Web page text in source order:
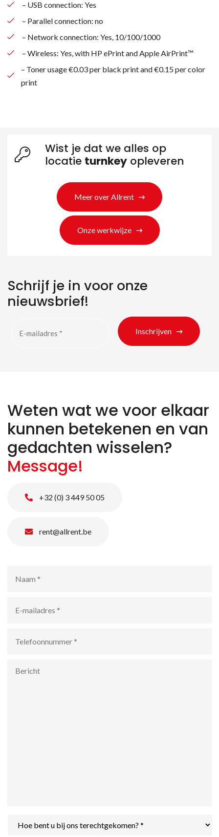
– USB connection: Yes
– Parallel connection: no
– Network connection: Yes, 10/100/1000
– Wireless: Yes, with HP ePrint and Apple AirPrint™
– Toner usage €0.03 per black print and €0.15 per color
print
Wist je dat we alles op
locatie turnkey opleveren
Meer over Allrent
Onze werkwijze
Schrijf je in voor onze
nieuwsbrief!
Inschrijven
Weten wat we voor elkaar
kunnen betekenen en van
gedachten wisselen?
Message!
+32 (0) 3 449 50 05
rent@allrent.be
mailadres *
bent
Zoeken naar producten